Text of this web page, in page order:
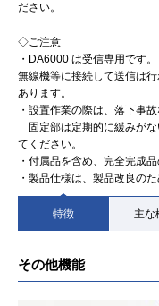
ださい。
◇ご注意
・DA6000 は受信専用です。
無線機等に接続して送信は
あります。
・設置作業の際は、落下事
固定部は定期的に緩みがな
てください。
・付属品を含め、完全完成
・製品仕様は、製品改良の
特徴 主な
その他機能